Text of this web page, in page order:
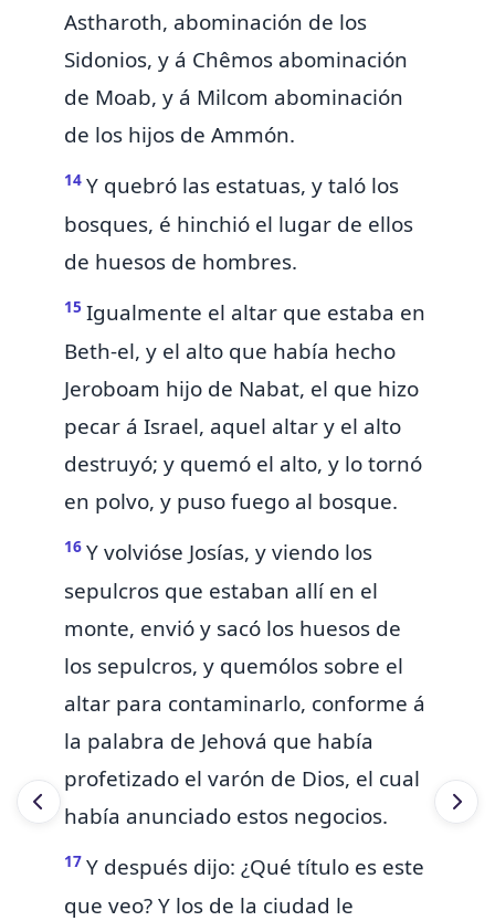
Astharoth, abominación de los
Sidonios, y á Chêmos abominación
de Moab, y á Milcom abominación
de los hijos de Ammón.
14 Y quebró las estatuas, y taló los
bosques, é hinchió el lugar de ellos
de huesos de hombres.
15 Igualmente el altar que estaba en
Beth-el, y el alto que había hecho
Jeroboam hijo de Nabat, el que hizo
pecar á Israel, aquel altar y el alto
destruyó; y quemó el alto, y lo tornó
en polvo, y puso fuego al bosque.
16 Y volvióse Josías, y viendo los
sepulcros que estaban allí en el
monte, envió y sacó los huesos de
los sepulcros, y quemólos sobre el
altar para contaminarlo, conforme á
la palabra de Jehová que había
profetizado el varón de Dios, el cual
había anunciado estos negocios.
17 Y después dijo: ¿Qué título es este
que veo? Y los de la ciudad le